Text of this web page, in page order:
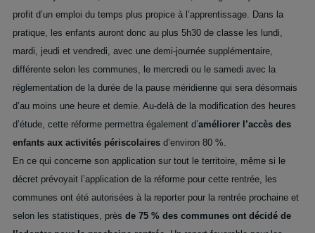
profit d’un emploi du temps plus propice à l’apprentissage. Dans la
pratique, les enfants auront donc au plus 5h30 de classe les lundi,
mardi, jeudi et vendredi, avec une demi-journée supplémentaire,
différente selon les communes, le mercredi ou le samedi avec la
réglementation de la durée de la pause méridienne qui sera désormais
d’au moins une heure et demie. Au-delà de la modification des heures
d’étude, cette réforme permettra également d’améliorer l’accès des
enfants aux activités périscolaires d’environ 80 %.
En ce qui concerne son application sur tout le territoire, même si le
décret prévoyait l’application de la réforme pour cette rentrée, les
communes ont été autorisées à la reporter pour la rentrée prochaine et
selon les statistiques, près de 75 % des communes ont décidé de